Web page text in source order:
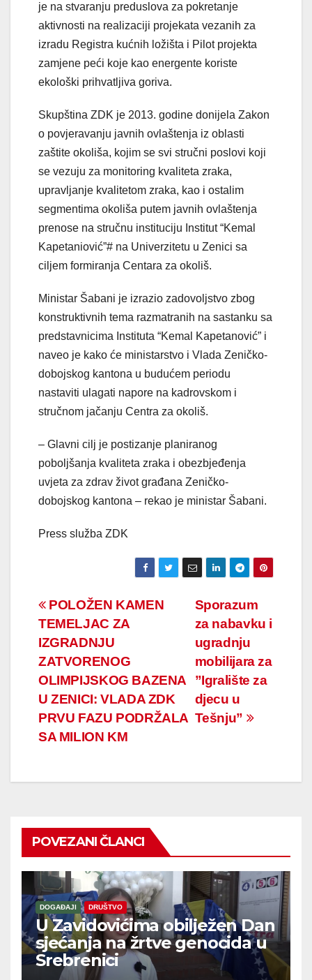
je na stvaranju preduslova za pokretanje
aktivnosti na realizaciji projekata vezanih za
izradu Registra kućnih ložišta i Pilot projekta
zamjene peći koje kao energente koriste
ekološki prihvatljiva goriva.
Skupština ZDK je 2013. godine donijela Zakon
o povjeravanju javnih ovlaštenja iz oblasti
zaštite okoliša, kojim se svi stručni poslovi koji
se vezuju za monitoring kvaliteta zraka,
upravljanje kvalitetom zraka, kao i ostalim
segmentima okoliša putem javnih ovlaštenja
prenose na stručnu instituciju Institut “Kemal
Kapetaniović”# na Univerzitetu u Zenici sa
ciljem formiranja Centara za okoliš.
Ministar Šabani je izrazio zadovoljstvo zbog
konstruktivnih tema razmatranih na sastanku sa
predstavnicima Instituta “Kemal Kapetanović” i
naveo je kako će ministarstvo i Vlada Zeničko-
dobojskog kantona u budućem periodu
nastaviti ulagati napore na kadrovskom i
stručnom jačanju Centra za okoliš.
– Glavni cilj je postizanje planiranog
poboljšanja kvaliteta zraka i obezbjeđenja
uvjeta za zdrav život građana Zeničko-
dobojskog kantona – rekao je ministar Šabani.
Press služba ZDK
Navigacija
članaka
Sporazum
za nabavku i
ugradnju
mobilijara za
”Igralište za
djecu u
Tešnju”
POLOŽEN KAMEN
TEMELJAC ZA
IZGRADNJU
ZATVORENOG
OLIMPIJSKOG BAZENA
U ZENICI: VLADA ZDK
PRVU FAZU PODRŽALA
SA MILION KM
POVEZANI ČLANCI
DOGAĐAJI DRUŠTVO
U Zavidovićima obilježen Dan
sjećanja na žrtve genocida u
Srebrenici